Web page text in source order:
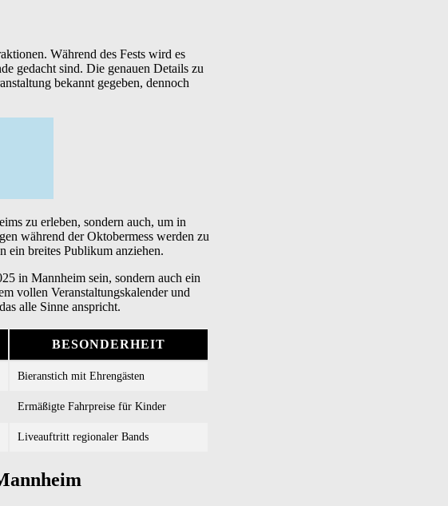
Während des Fests wird es
gedacht sind. Die genauen Details zu
bekannt gegeben, dennoch
zu erleben, sondern auch, um in
während der Oktobermess werden zu
ein breites Publikum anziehen.
in Mannheim sein, sondern auch ein
vollen Veranstaltungskalender und
alle Sinne anspricht.
BESONDERHEIT
Bieranstich mit Ehrengästen
Ermäßigte Fahrpreise für Kinder
Liveauftritt regionaler Bands